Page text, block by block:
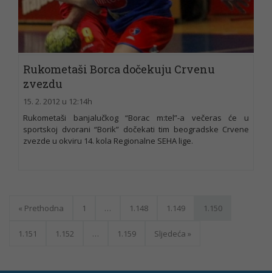
Rukometaši Borca dočekuju Crvenu
zvezdu
15. 2. 2012 u 12:14h
Rukometaši banjalučkog “Borac m:tel”-a večeras će u
sportskoj dvorani “Borik” dočekati tim beogradske Crvene
zvezde u okviru 14. kola Regionalne SEHA lige.
« Prethodna 1 … 1.148 1.149 1.150
1.151 1.152 … 1.159 Sljedeća »